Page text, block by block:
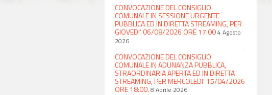
CONVOCAZIONE DEL CONSIGLIO
COMUNALE IN SESSIONE URGENTE
PUBBLICA ED IN DIRETTA STREAMING, PER
GIOVEDI’ 06/08/2026 ORE 17:004 Agosto
2026
CONVOCAZIONE DEL CONSIGLIO
COMUNALE IN ADUNANZA PUBBLICA,
STRAORDINARIA APERTA ED IN DIRETTA
STREAMING, PER MERCOLEDI’ 15/04/2026
ORE 18:00. 8 Aprile 2026